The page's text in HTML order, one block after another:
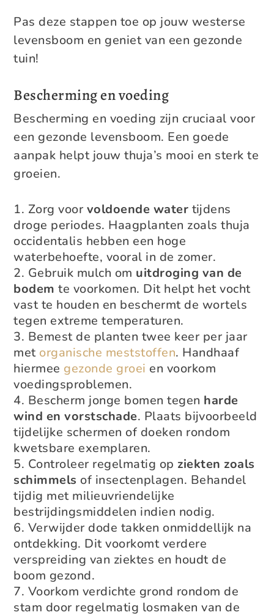
Pas deze stappen toe op jouw westerse
levensboom en geniet van een gezonde
tuin!
Bescherming en voeding
Bescherming en voeding zijn cruciaal voor
een gezonde levensboom. Een goede
aanpak helpt jouw thuja’s mooi en sterk te
groeien.
Zorg voor voldoende water tijdens
droge periodes. Haagplanten zoals thuja
occidentalis hebben een hoge
waterbehoefte, vooral in de zomer.
Gebruik mulch om uitdroging van de
bodem te voorkomen. Dit helpt het vocht
vast te houden en beschermt de wortels
tegen extreme temperaturen.
Bemest de planten twee keer per jaar
met organische meststoffen. Handhaaf
hiermee gezonde groei en voorkom
voedingsproblemen.
Bescherm jonge bomen tegen harde
wind en vorstschade. Plaats bijvoorbeeld
tijdelijke schermen of doeken rondom
kwetsbare exemplaren.
Controleer regelmatig op ziekten zoals
schimmels of insectenplagen. Behandel
tijdig met milieuvriendelijke
bestrijdingsmiddelen indien nodig.
Verwijder dode takken onmiddellijk na
ontdekking. Dit voorkomt verdere
verspreiding van ziektes en houdt de
boom gezond.
Voorkom verdichte grond rondom de
stam door regelmatig losmaken van de